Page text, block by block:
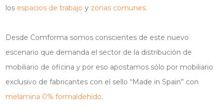
los espacios de trabajo y zonas comunes.
Desde Comforma somos conscientes de este nuevo
escenario que demanda el sector de la distribución de
mobiliario de oficina y por eso apostamos sólo por mobiliario
exclusivo de fabricantes con el sello “Made in Spain” con
melamina 0% formaldehído.